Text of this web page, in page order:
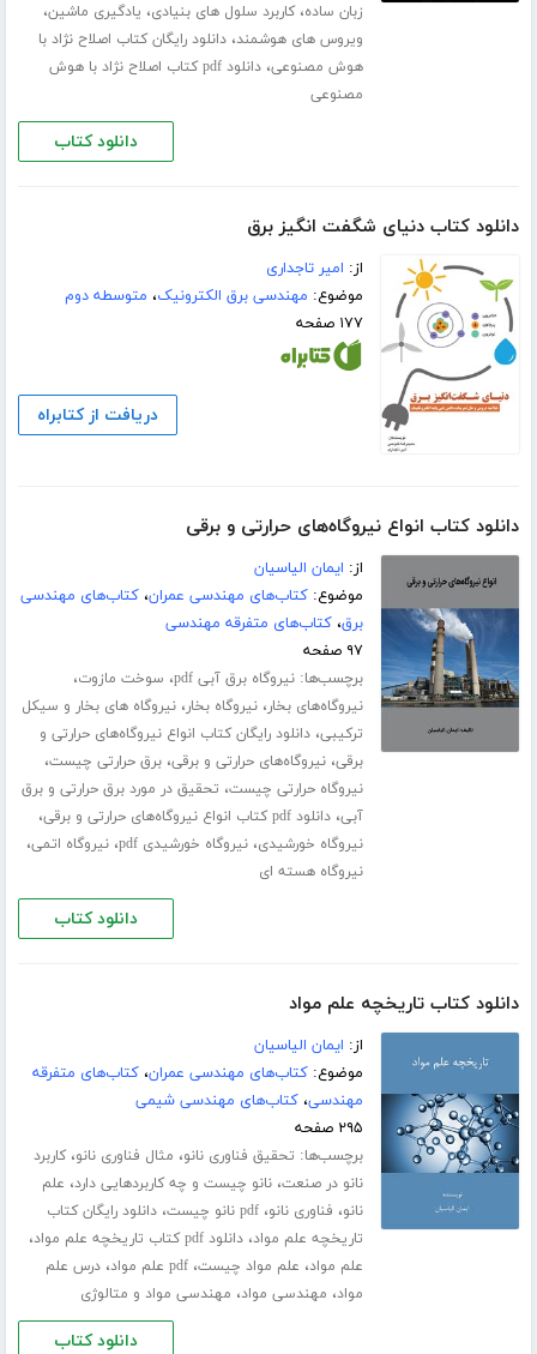
زبان ساده،کاربرد سلول های بنیادی، یادگیری ماشین،
ویروس های هوشمند،دانلود رایگان کتاب اصلاح نژاد با
هوش مصنوعی،
دانلود pdf کتاب اصلاح نژاد با هوش
مصنوعی
دانلود کتاب
دانلود کتاب دنیای شگفت انگیز برق
از: امیر تاجداری
موضوع: مهندسی برق الکترونیک، متوسطه دوم
۱۷۷ صفحه
دریافت از کتابراه
دانلود کتاب انواع نیروگاه‌های حرارتی و برقی
از: ایمان الیاسیان
موضوع:کتاب‌های مهندسی عمران،کتاب‌های مهندسی
برق،کتاب‌های متفرقه مهندسی
۹۷ صفحه
برچسب‌ها:نیروگاه برق آبی pdf ، سوخت مازوت،
نیروگاه‌های بخار،نیروگاه بخار،نیروگاه های بخار و سیکل
ترکیبی،دانلود رایگان کتاب انواع نیروگاه‌های حرارتی و
برقی،نیروگاه‌های حرارتی و برقی،برق حرارتی چیست،
نیروگاه حرارتی چیست، تحقیق در مورد برق حرارتی و برق
آبی،دانلود pdf کتاب انواع نیروگاه‌های حرارتی و برقی ،
نیروگاه خورشیدی،نیروگاه خورشیدی pdf ،نیروگاه اتمی،
نیروگاه هسته ای
دانلود کتاب
دانلود کتاب تاریخچه علم مواد
از: ایمان الیاسیان
موضوع:کتاب‌های مهندسی عمران،کتاب‌های متفرقه
مهندسی،کتاب‌های مهندسی شیمی
۲۹۵ صفحه
برچسب‌ها: تحقیق فناوری نانو، مثال فناوری نانو،کاربرد
نانو در صنعت،نانو چیست و چه کاربردهایی دارد، علم
نانو، فناوری نانو،pdf نانو چیست ،دانلود رایگان کتاب
تاریخچه علم مواد،دانلود pdf کتاب تاریخچه علم مواد ،
علم مواد، علم مواد چیست،pdf علم مواد ،درس علم
مواد، مهندسی مواد، مهندسی مواد و متالوژی
دانلود کتاب